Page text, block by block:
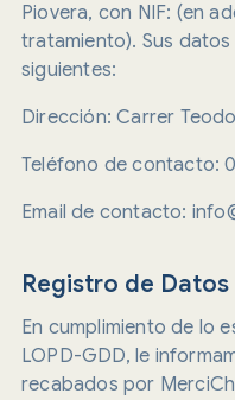
Piovera, con NIF: (en
tratamiento). Sus
siguientes:
Dirección: Carrer
Teléfono de contacto:
Email de contacto:
Registro de
En cumplimiento de lo
LOPD-GDD, le
recabados por